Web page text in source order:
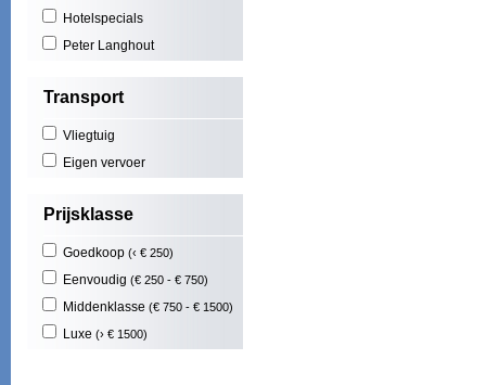
Hotelspecials
Peter Langhout
Transport
Vliegtuig
Eigen vervoer
Prijsklasse
Goedkoop (‹ € 250)
Eenvoudig (€ 250 - € 750)
Middenklasse (€ 750 - € 1500)
Luxe (› € 1500)